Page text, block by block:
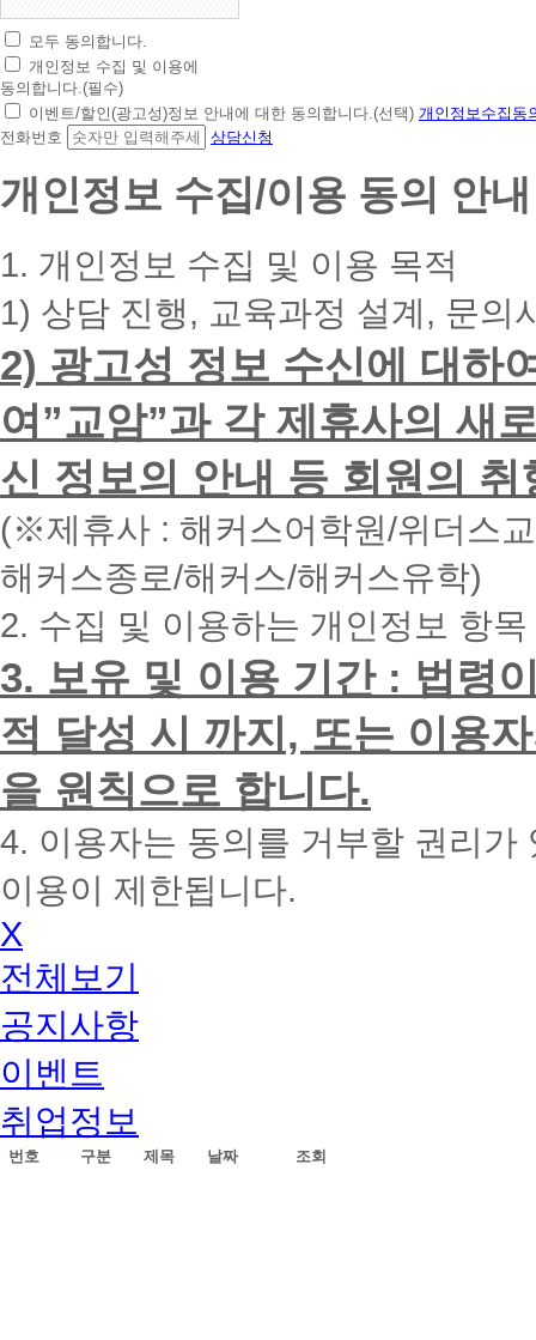
초
간
편
상
담
청
대
폰
입
력
시
면
빠
른
간
내
에
화
드
리
겠
습
니
다.
모두 동의합니다.
개인정보 수집 및 이용에
동의합니다.(필수)
이벤트/할인(광고성)정보 안내에 대한 동의합니다.(선택) 개인정보수집동
전화번호
상담신청
개인정보 수집/이용 동의 안내
1. 개인정보 수집 및 이용 목적
1) 상담 진행, 교육과정 설계, 문의
2) 광고성 정보 수신에 대하
여”교암”과 각 제휴사의 새
신 정보의 안내 등 회원의
(※제휴사 : 해커스어학원/위더스
해커스종로/해커스/해커스유학)
2. 수집 및 이용하는 개인정보 항
3. 보유 및 이용 기간 : 법령
적 달성 시 까지, 또는 이용
을 원칙으로 합니다.
4. 이용자는 동의를 거부할 권리
이용이 제한됩니다.
X
전체보기
공지사항
이벤트
취업정보
번호 구분 제목 날짜 조회